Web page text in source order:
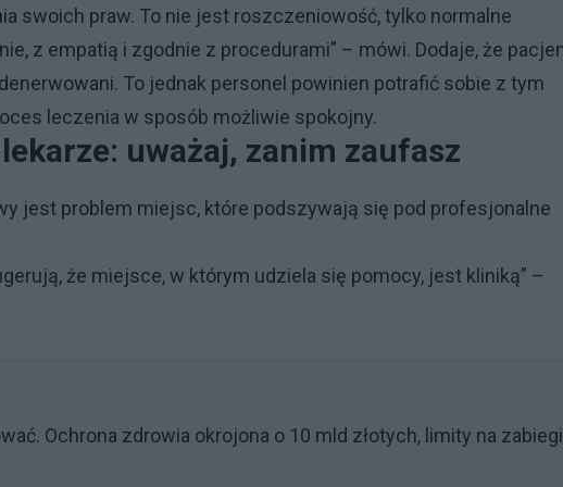
swoich praw. To nie jest roszczeniowość, tylko normalne
z empatią i zgodnie z procedurami” – mówi. Dodaje, że
To jednak personel powinien potrafić sobie z tym
leczenia w sposób możliwie spokojny.
uważaj, zanim zaufasz
jest problem miejsc, które podszywają się pod profesjonalne
że miejsce, w którym udziela się pomocy, jest kliniką” –
Ochrona zdrowia okrojona o 10 mld złotych, limity na zabiegi